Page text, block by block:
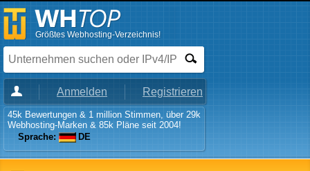
Größtes Webhosting-Verzeichnis!
Anmelden Registrieren
45k Bewertungen & 1 million Stimmen, über 29k
Webhosting-Marken & 85k Pläne seit 2004!
Sprache:
DE